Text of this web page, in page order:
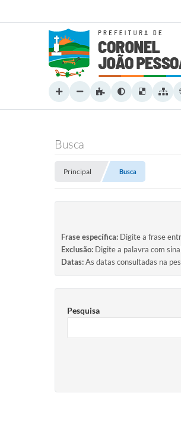
Busca
Principal Busca
Frase específica: Digite a frase
Exclusão: Digite a palavra com
Datas:As datas consultadas na
Pesquisa